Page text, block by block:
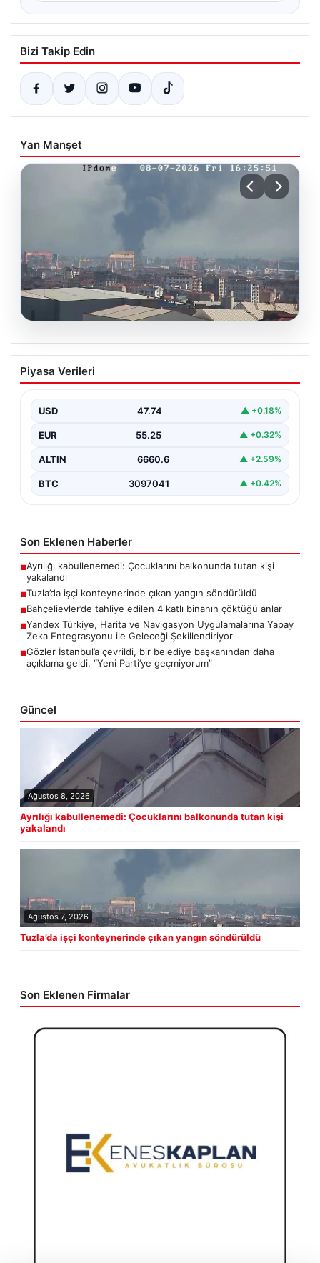
Bizi Takip Edin
Yan Manşet
Tuzla’da işçi konteynerinde çıkan
yangın söndürüldü
kişinin kaldığı işçi konteynerinde…
Piyasa Verileri
USD 47.74 ▲ +0.18%
EUR 55.25 ▲ +0.32%
ALTIN 6660.6 ▲ +2.59%
BTC 3097041 ▲ +0.42%
Son Eklenen Haberler
■Ayrılığı kabullenemedi: Çocuklarını balkonunda tutan kişi
yakalandı
■Tuzla’da işçi konteynerinde çıkan yangın söndürüldü
■Bahçelievler’de tahliye edilen 4 katlı binanın çöktüğü anlar
■Yandex Türkiye, Harita ve Navigasyon Uygulamalarına Yapay
Zeka Entegrasyonu ile Geleceği Şekillendiriyor
■Gözler İstanbul’a çevrildi, bir belediye başkanından daha
açıklama geldi. “Yeni Parti’ye geçmiyorum”
Güncel
Ağustos 8, 2026
Ayrılığı kabullenemedi: Çocuklarını balkonunda tutan kişi
yakalandı
Ağustos 7, 2026
Tuzla’da işçi konteynerinde çıkan yangın söndürüldü
Son Eklenen Firmalar